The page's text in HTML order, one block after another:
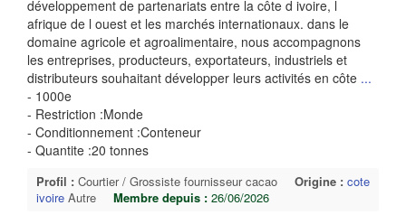
développement de partenariats entre la côte d ivoire, l
afrique de l ouest et les marchés internationaux. dans le
domaine agricole et agroalimentaire, nous accompagnons
les entreprises, producteurs, exportateurs, industriels et
distributeurs souhaitant développer leurs activités en côte ...
- 1000e
- Restriction :Monde
- Conditionnement :Conteneur
- Quantite :20 tonnes
Profil : Courtier / Grossiste fournisseur cacao Origine : cote
ivoire Autre Membre depuis : 26/06/2026